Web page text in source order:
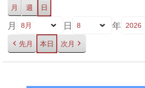
月 週 日
月 日 年
先月 本日 次月